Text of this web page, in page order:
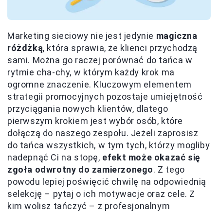
Marketing sieciowy nie jest jedynie magiczna
różdżką, która sprawia, że klienci przychodzą
sami. Można go raczej porównać do tańca w
rytmie cha-chy, w którym każdy krok ma
ogromne znaczenie. Kluczowym elementem
strategii promocyjnych pozostaje umiejętność
przyciągania nowych klientów, dlatego
pierwszym krokiem jest wybór osób, które
dołączą do naszego zespołu. Jeżeli zaprosisz
do tańca wszystkich, w tym tych, którzy mogliby
nadepnąć Ci na stopę, efekt może okazać się
zgoła odwrotny do zamierzonego. Z tego
powodu lepiej poświęcić chwilę na odpowiednią
selekcję – pytaj o ich motywacje oraz cele. Z
kim wolisz tańczyć – z profesjonalnym